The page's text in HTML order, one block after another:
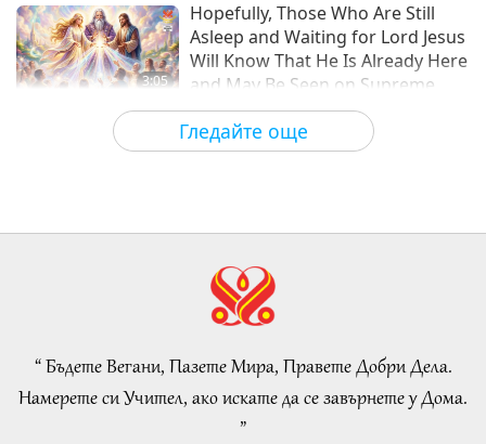
Гледайте още
3:05
Hopefully, Those Who Are Still
Asleep and Waiting for Lord Jesus
Will Know That He Is Already Here
and May Be Seen on Supreme
Master Television
Важните Новини 2026-08-08
3:40
4:58
VEG TREND NEWS FROM
June 2026 - Part 2 of 2
2026-08-08 Преглед
“ Бъдете Вегани, Пазете Мира, Правете Добри Дела.
Намерете си Учител, ако искате да се завърнете у Дома.
”